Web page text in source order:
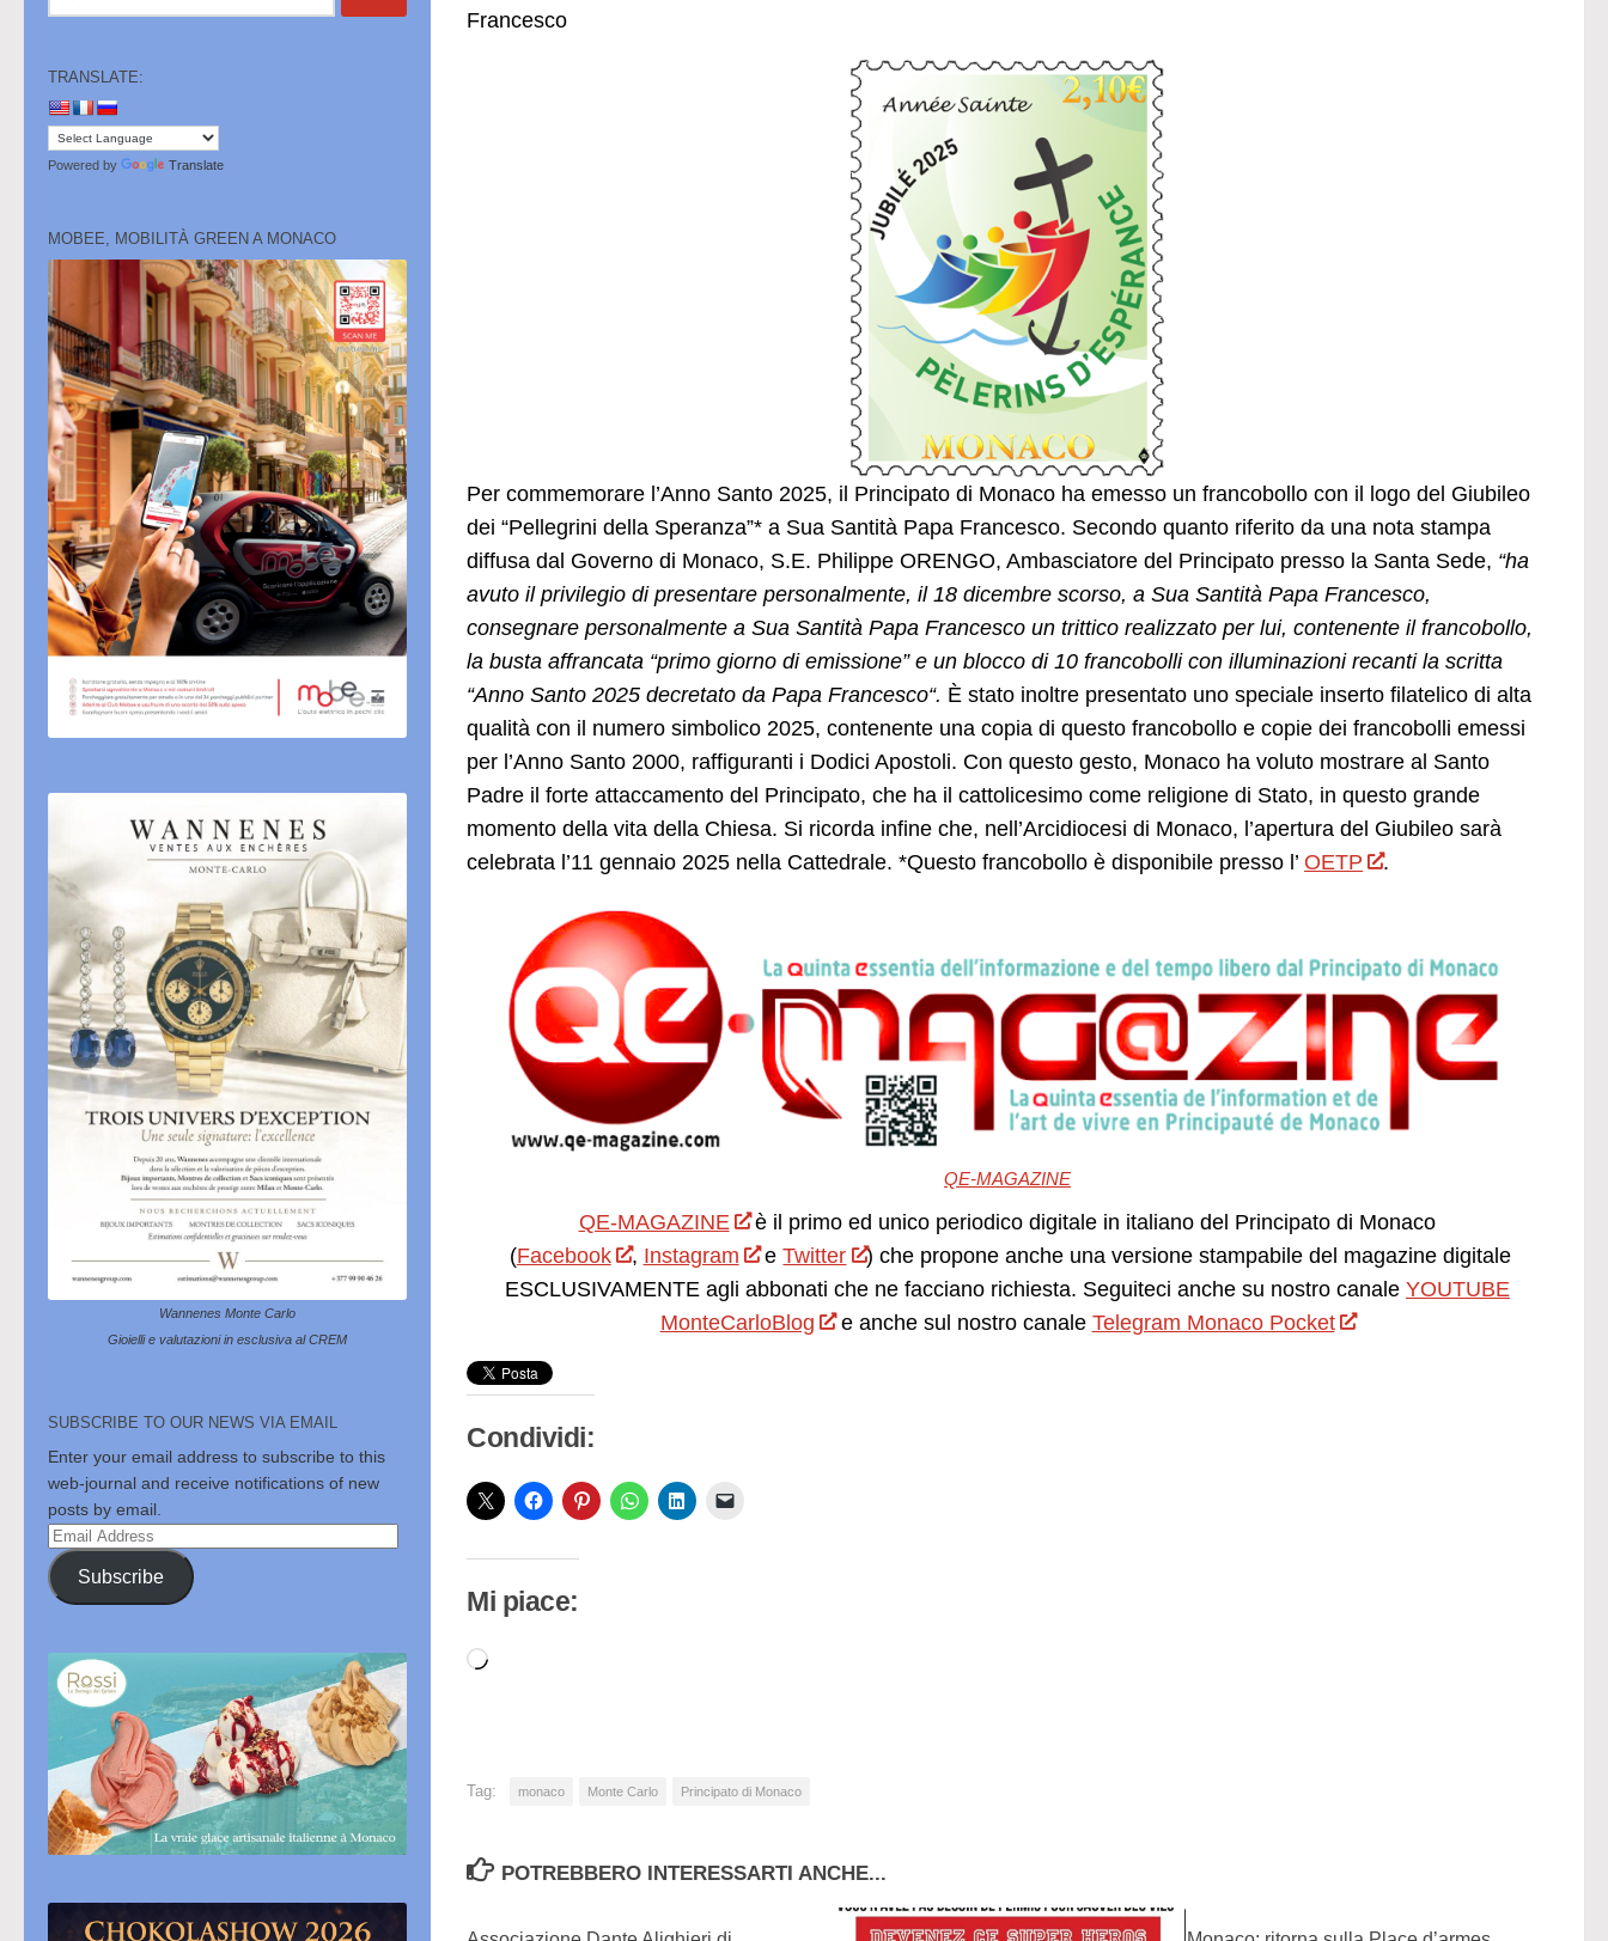
Francesco
Per commemorare l’Anno Santo 2025, il Principato di Monaco ha emesso un francobollo con il logo del Giubileo
dei “Pellegrini della Speranza”* a Sua Santità Papa Francesco. Secondo quanto riferito da una nota stampa
diffusa dal Governo di Monaco, S.E. Philippe ORENGO, Ambasciatore del Principato presso la Santa Sede, “ha
avuto il privilegio di presentare personalmente, il 18 dicembre scorso, a Sua Santità Papa Francesco,
consegnare personalmente a Sua Santità Papa Francesco un trittico realizzato per lui, contenente il francobollo,
la busta affrancata “primo giorno di emissione” e un blocco di 10 francobolli con illuminazioni recanti la scritta
“Anno Santo 2025 decretato da Papa Francesco“. È stato inoltre presentato uno speciale inserto filatelico di alta
qualità con il numero simbolico 2025, contenente una copia di questo francobollo e copie dei francobolli emessi
per l’Anno Santo 2000, raffiguranti i Dodici Apostoli. Con questo gesto, Monaco ha voluto mostrare al Santo
Padre il forte attaccamento del Principato, che ha il cattolicesimo come religione di Stato, in questo grande
momento della vita della Chiesa. Si ricorda infine che, nell’Arcidiocesi di Monaco, l’apertura del Giubileo sarà
celebrata l’11 gennaio 2025 nella Cattedrale. *Questo francobollo è disponibile presso l’ OETP .
QE-MAGAZINE
QE-MAGAZINE
è il primo ed unico periodico digitale in italiano del Principato di Monaco
(Facebook , Instagram eTwitter
) che propone anche una versione stampabile del magazine digitale
ESCLUSIVAMENTE agli abbonati che ne facciano richiesta. Seguiteci anche su nostro canale YOUTUBE
MonteCarloBlog
e anche sul nostro canale Telegram Monaco Pocket
Condividi:
Mi piace:
Caricamento
Tag: monaco Monte Carlo Principato di Monaco
POTREBBERO INTERESSARTI ANCHE...
TRANSLATE:
Powered by Translate
MOBEE, MOBILITÀ GREEN A MONACO
Wannenes Monte Carlo
Gioielli e valutazioni in esclusiva al CREM
SUBSCRIBE TO OUR NEWS VIA EMAIL
Enter your email address to subscribe to this
web-journal and receive notifications of new
posts by email.
Email
Address
Subscribe